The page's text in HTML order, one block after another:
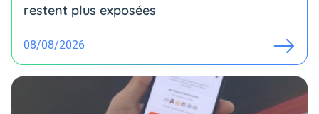
restent plus exposées
08/08/2026